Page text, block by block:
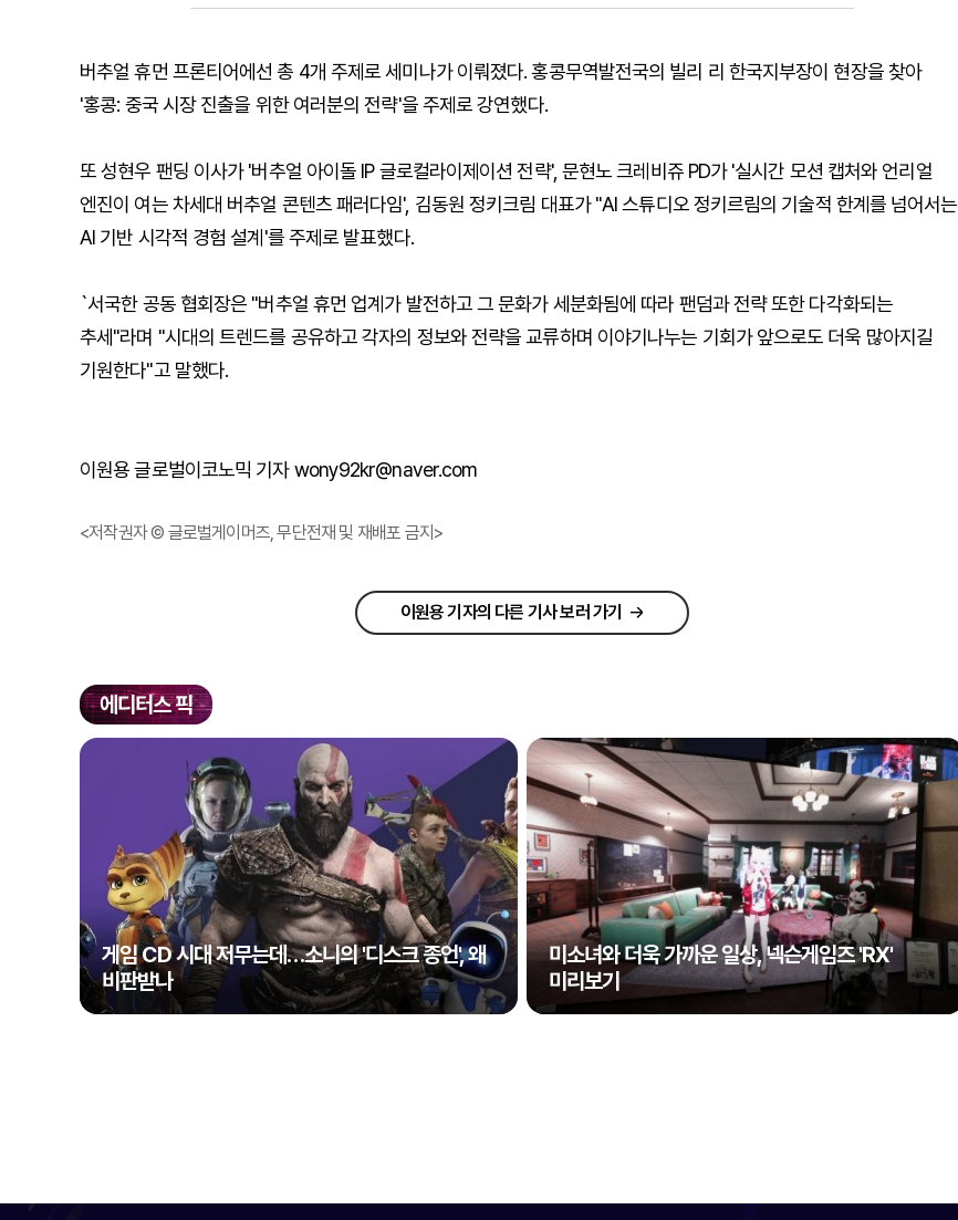
버추얼 휴먼 프론티어에선 총 4개 주제로 세미나가 이뤄졌다. 홍콩무역발전국의 빌리 리 한국지부장이 현장을 찾아
'홍콩: 중국 시장 진출을 위한 여러분의 전략'을 주제로 강연했다.
또 성현우 팬딩 이사가 '버추얼 아이돌 IP 글로컬라이제이션 전략', 문현노 크레비쥬 PD가 '실시간 모션 캡처와 언리얼
엔진이 여는 차세대 버추얼 콘텐츠 패러다임', 김동원 정키크림 대표가 "AI 스튜디오 정키르림의 기술적 한계를 넘어서는
AI 기반 시각적 경험 설계'를 주제로 발표했다.
`서국한 공동 협회장은 "버추얼 휴먼 업계가 발전하고 그 문화가 세분화됨에 따라 팬덤과 전략 또한 다각화되는
추세"라며 "시대의 트렌드를 공유하고 각자의 정보와 전략을 교류하며 이야기나누는 기회가 앞으로도 더욱 많아지길
기원한다"고 말했다.
이원용 글로벌이코노믹 기자 wony92kr@naver.com
<저작권자 © 글로벌게이머즈, 무단전재 및 재배포 금지>
이원용 기자의 다른 기사 보러 가기
에디터스 픽
게임 CD 시대 저무는데…소니의 '디스크 종언', 왜
비판받나
미소녀와 더욱 가까운 일상, 넥슨게임즈 'RX'
미리보기